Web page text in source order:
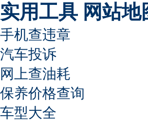
实用工具 网站地
手机查违章
汽车投诉
网上查油耗
保养价格查询
车型大全